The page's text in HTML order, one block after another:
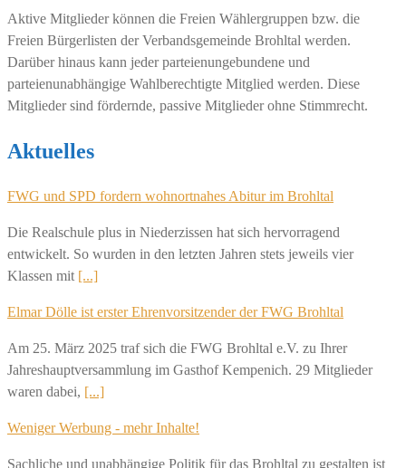
Aktive Mitglieder können die Freien Wählergruppen bzw. die
Freien Bürgerlisten der Verbandsgemeinde Brohltal werden.
Darüber hinaus kann jeder parteienungebundene und
parteienunabhängige Wahlberechtigte Mitglied werden. Diese
Mitglieder sind fördernde, passive Mitglieder ohne Stimmrecht.
Aktuelles
FWG und SPD fordern wohnortnahes Abitur im Brohltal
Die Realschule plus in Niederzissen hat sich hervorragend
entwickelt. So wurden in den letzten Jahren stets jeweils vier
Klassen mit [...]
Elmar Dölle ist erster Ehrenvorsitzender der FWG Brohltal
Am 25. März 2025 traf sich die FWG Brohltal e.V. zu Ihrer
Jahreshauptversammlung im Gasthof Kempenich. 29 Mitglieder
waren dabei, [...]
Weniger Werbung - mehr Inhalte!
Sachliche und unabhängige Politik für das Brohltal zu gestalten ist